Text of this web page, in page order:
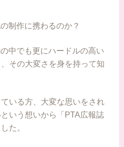
制作に携わるのか？
中でも更にハードルの高い
その大変さを身を持って知
いる方、大変な思いをされ
いう想いから「PTA広報誌
た。